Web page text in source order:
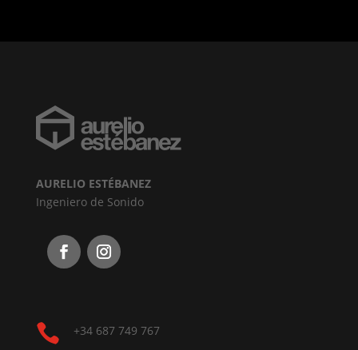
AURELIO ESTÉBANEZ
Ingeniero de Sonido
 +34 687 749 767